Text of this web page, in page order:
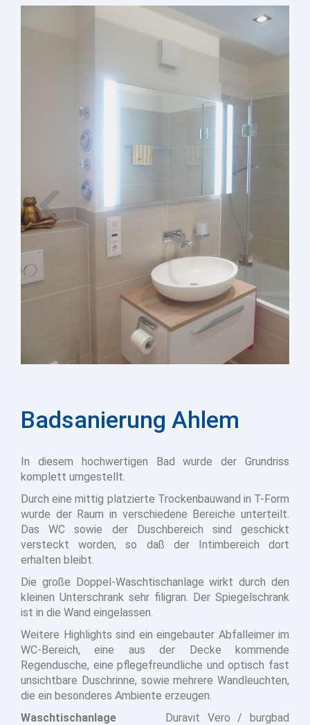
Badsanierung Ahlem
In diesem hochwertigen Bad wurde der Grundriss
komplett umgestellt.
Durch eine mittig platzierte Trockenbauwand in T-Form
wurde der Raum in verschiedene Bereiche unterteilt.
Das WC sowie der Duschbereich sind geschickt
versteckt worden, so daß der Intimbereich dort
erhalten bleibt.
Die große Doppel-Waschtischanlage wirkt durch den
kleinen Unterschrank sehr filigran. Der Spiegelschrank
ist in die Wand eingelassen.
Weitere Highlights sind ein eingebauter Abfalleimer im
WC-Bereich, eine aus der Decke kommende
Regendusche, eine pflegefreundliche und optisch fast
unsichtbare Duschrinne, sowie mehrere Wandleuchten,
die ein besonderes Ambiente erzeugen.
Waschtischanlage
Duravit Vero / burgbad